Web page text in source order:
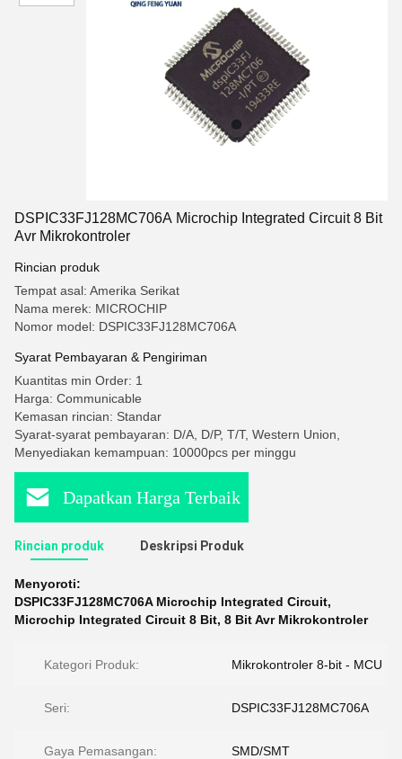
DSPIC33FJ128MC706A Microchip Integrated Circuit 8 Bit
Avr Mikrokontroler
Rincian produk
Tempat asal: Amerika Serikat
Nama merek: MICROCHIP
Nomor model: DSPIC33FJ128MC706A
Syarat Pembayaran & Pengiriman
Kuantitas min Order: 1
Harga: Communicable
Kemasan rincian: Standar
Syarat-syarat pembayaran: D/A, D/P, T/T, Western Union,
Menyediakan kemampuan: 10000pcs per minggu
Dapatkan Harga Terbaik
Rincian produk Deskripsi Produk
Menyoroti:
DSPIC33FJ128MC706A Microchip Integrated Circuit,
Microchip Integrated Circuit 8 Bit, 8 Bit Avr Mikrokontroler
Kategori Produk: Mikrokontroler 8-bit - MCU
Seri: DSPIC33FJ128MC706A
Gaya Pemasangan: SMD/SMT